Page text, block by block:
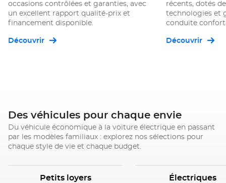
occasions contrôlées et garanties, avec
un excellent rapport qualité-prix et
financement disponible.
Découvrir
récents, dotés
technologies et
conduite
Découvrir
Des véhicules pour chaque envie
Du véhicule économique à la voiture électrique en passant
par les modèles familiaux : explorez nos sélections pour
chaque style de vie et chaque budget.
Petits loyers Électriques